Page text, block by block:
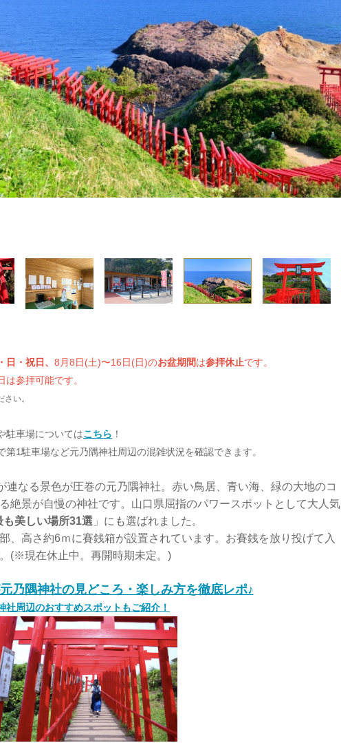
日・祝日、 8月8日(土)〜16日(日)のお盆期間は参拝休止です。
参拝可能です。
い。
駐車場についてはこちら ！
第1駐車場など元乃隅神社周辺の混雑状況を確認できます。
連なる景色が圧巻の元乃隅神社。赤い鳥居、青い海、緑の大地のコ
絶景が自慢の神社です。山口県屈指のパワースポットとして大人気
も美しい場所31選 」にも選ばれました。
、高さ約6ｍに賽銭箱が設置されています。お賽銭を放り投げて入
(※現在休止中。再開時期未定。)
乃隅神社の見どころ・楽しみ方を徹底レポ♪
社周辺のおすすめスポットもご紹介！